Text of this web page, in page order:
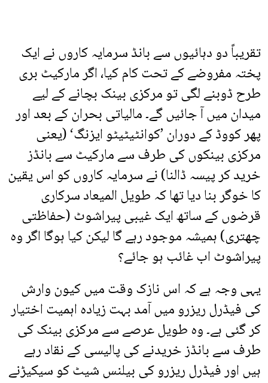
تقریباً دو دہائیوں سے بانڈ سرمایہ کاروں نے ایک
پختہ مفروضے کے تحت کام کیا، اگر مارکیٹ بری
طرح ڈوبنے لگی تو مرکزی بینک بچانے کے لیے
میدان میں آ جائیں گے۔ مالیاتی بحران کے بعد اور
پھر کووڈ کے دوران ’کوانٹیٹیٹو ایزنگ‘ (یعنی
مرکزی بینکوں کی طرف سے مارکیٹ سے بانڈز
خرید کر پیسہ ڈالنا) نے سرمایہ کاروں کو اس یقین
کا خوگر بنا دیا تھا کہ طویل المیعاد سرکاری
قرضوں کے ساتھ ایک غیبی پیراشوٹ (حفاظتی
چھتری) ہمیشہ موجود رہے گا لیکن کیا ہوگا اگر وہ
پیراشوٹ اب غائب ہو جائے؟
یہی وجہ ہے کہ اس نازک وقت میں کیون وارش
کی فیڈرل ریزرو میں آمد بہت زیادہ اہمیت اختیار
کر گئی ہے۔ وہ طویل عرصے سے مرکزی بینک کی
طرف سے بانڈز خریدنے کی پالیسی کے نقاد رہے
ہیں اور فیڈرل ریزرو کی بیلنس شیٹ کو سیکیڑنے